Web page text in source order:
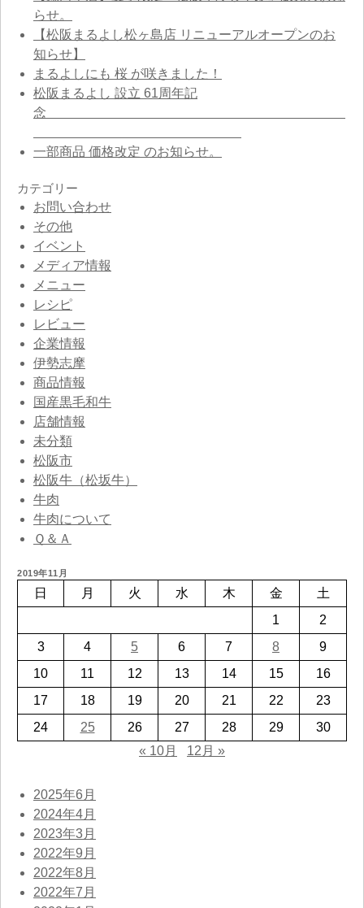
らせ。
【松阪まるよし松ヶ島店 リニューアルオープンのお
知らせ】
まるよしにも 桜 が咲きました！
松阪まるよし 設立 61周年記
念
一部商品 価格改定 のお知らせ。
カテゴリー
お問い合わせ
その他
イベント
メディア情報
メニュー
レシピ
レビュー
企業情報
伊勢志摩
商品情報
国産黒毛和牛
店舗情報
未分類
松阪市
松阪牛（松坂牛）
牛肉
牛肉について
Ｑ＆Ａ
2019年11月
日 月 火 水 木 金
土
1
2
3
4 5 6 7 8
9
10
11 12 13 14 15
16
17
18 19 20 21 22
23
24
25 26 27 28 29
30
« 10月
12月 »
2025年6月
2024年4月
2023年3月
2022年9月
2022年8月
2022年7月